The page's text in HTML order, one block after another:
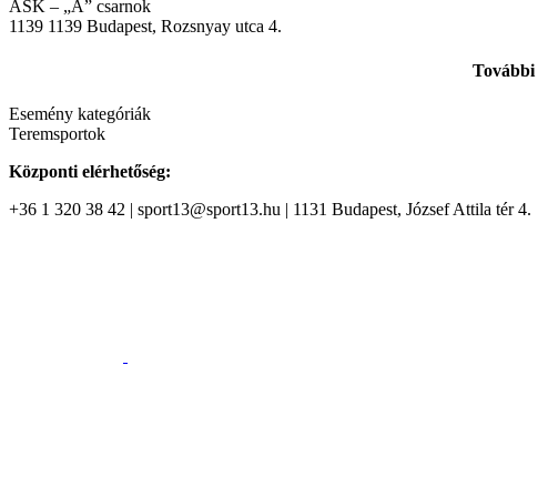
ASK – „A” csarnok
1139 1139 Budapest, Rozsnyay utca 4.
További
Esemény kategóriák
Teremsportok
Központi elérhetőség:
+36 1 320 38 42 | sport13@sport13.hu | 1131 Budapest, József Attila tér 4.